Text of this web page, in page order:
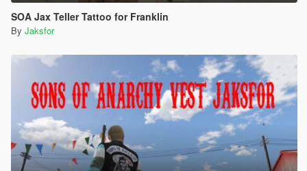
SOA Jax Teller Tattoo for Franklin
By Jaksfor